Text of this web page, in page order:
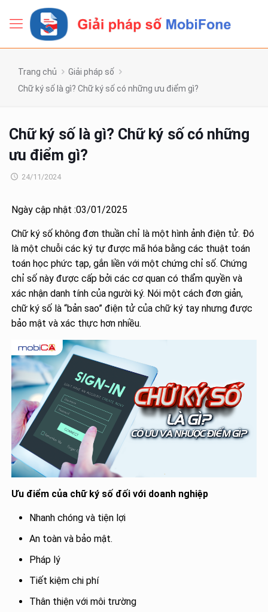
Trang chủ
Giải pháp số
Chữ ký số là gì? Chữ ký số có những ưu điểm gì?
Chữ ký số là gì? Chữ ký số có những
ưu điểm gì?
24/11/2024
Ngày cập nhật :03/01/2025
Chữ ký số không đơn thuần chỉ là một hình ảnh điện tử. Đó
là một chuỗi các ký tự được mã hóa bằng các thuật toán
toán học phức tạp, gắn liền với một chứng chỉ số. Chứng
chỉ số này được cấp bởi các cơ quan có thẩm quyền và
xác nhận danh tính của người ký. Nói một cách đơn giản,
chữ ký số là “bản sao” điện tử của chữ ký tay nhưng được
bảo mật và xác thực hơn nhiều.
Ưu điểm của chữ ký số đối với doanh nghiệp
Nhanh chóng và tiện lợi
An toàn và bảo mật.
Pháp lý
Tiết kiệm chi phí
Thân thiện với môi trường